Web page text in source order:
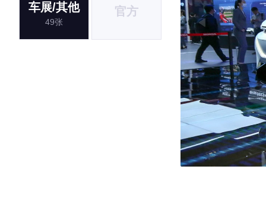
车展/其他
49张
官方